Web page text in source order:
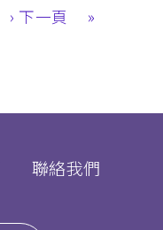
下
› 下一頁
Last
»
聯絡我們